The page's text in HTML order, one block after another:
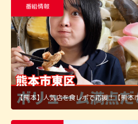
番組情報
【熊本】人気店を食レポで応援！【熊本